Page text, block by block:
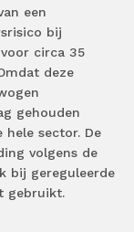
een
bij
circa 35
deze
gehouden
sector. De
volgens de
bij gereguleerde
gebruikt.